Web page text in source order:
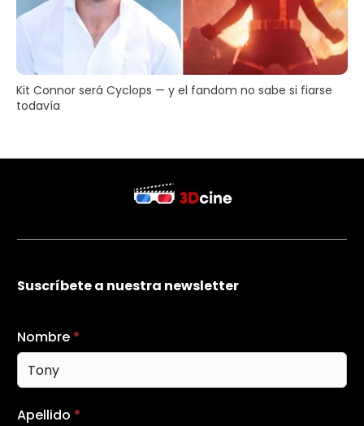
Kit Connor será Cyclops — y el fandom no sabe si fiarse
todavía
Suscríbete a nuestra newsletter
Nombre *
Apellido *